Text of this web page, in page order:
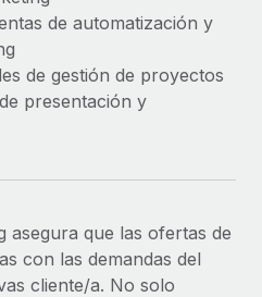
de automatización y
de gestión de proyectos
presentación y
asegura que las ofertas de
con las demandas del
cliente/a. No solo